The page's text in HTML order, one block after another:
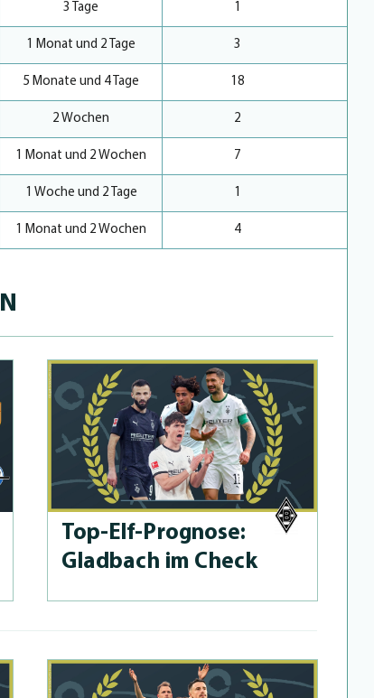
3 Tage 1
1 Monat und 2 Tage 3
5 Monate und 4 Tage 18
2 Wochen 2
1 Monat und 2 Wochen 7
1 Woche und 2 Tage 1
1 Monat und 2 Wochen 4
Top-Elf-Prog­no­se:
Gladbach im Check